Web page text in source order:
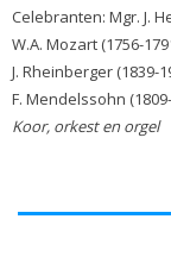
Celebranten: Mgr. J.
W.A. Mozart (1756-
J. Rheinberger (1839-
F. Mendelssohn
Koor, orkest en orgel